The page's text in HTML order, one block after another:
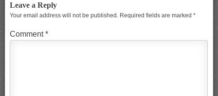
Leave a Reply
Your email address will not be published. Required fields are marked *
Comment*